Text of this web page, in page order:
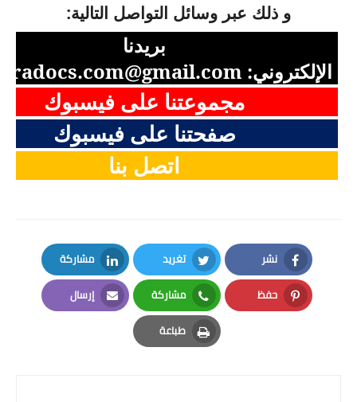
و ذلك عبر وسائل التواصل التالية:
بريدنا
الإلكتروني:
مجموعتنا على فيسبوك
صفحتنا على فيسبوك
اتصل بنا
نشر
Facebook
تغريد
Twitter
مشاركة
LinkedIn
حفظ
Pinterest
مشاركة
Whatsapp
إرسال
Email
طباعة
Print